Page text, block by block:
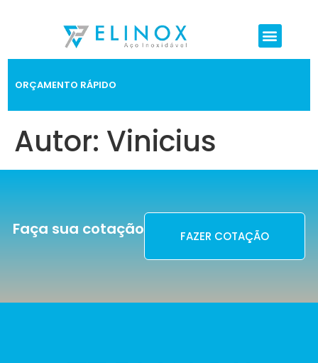
ORÇAMENTO RÁPIDO
Autor: Vinicius
Faça sua cotação FAZER COTAÇÃO